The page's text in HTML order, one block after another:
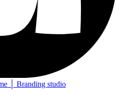
│ Branding studio